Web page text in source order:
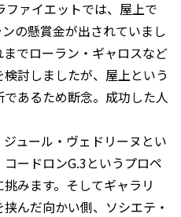
ァイエットでは、屋上で
の懸賞金が出されていまし
でローラン・ギャロスなど
討しましたが、屋上という
あるため断念。成功した人
ュール・ヴェドリーヌとい
ードロンG.3というプロペ
みます。そしてギャラリ
んだ向かい側、ソシエテ・